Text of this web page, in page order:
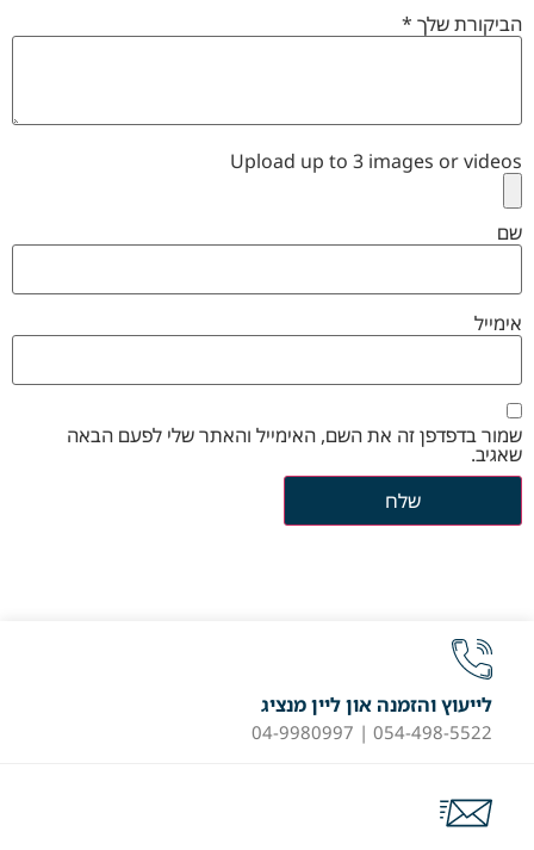
הביקורת שלך *
Upload up to 3 images or videos
שם
אימייל
שמור בדפדפן זה את השם, האימייל והאתר שלי לפעם הבאה
שאגיב.
לייעוץ והזמנה און ליין מנציג
054-498-5522 | 04-9980997